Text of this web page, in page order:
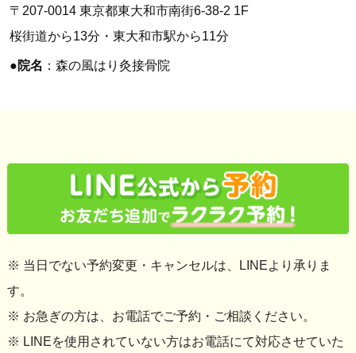
〒207-0014 東京都東大和市南街6-38-2 1F
桜街道から13分・東大和市駅から11分
●院名 ：森の風はり灸接骨院
※ 当日でない予約変更・キャンセルは、LINEより承りま
す。
※ お急ぎの方は、お電話でご予約・ご相談ください。
※ LINEを使用されていない方はお電話にて対応させていた